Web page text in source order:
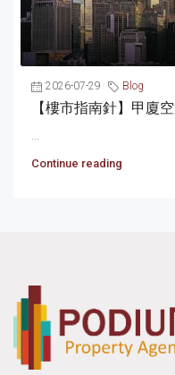
2026-07-29 Blog
【樓市指南針】甲廈
...
Continue reading